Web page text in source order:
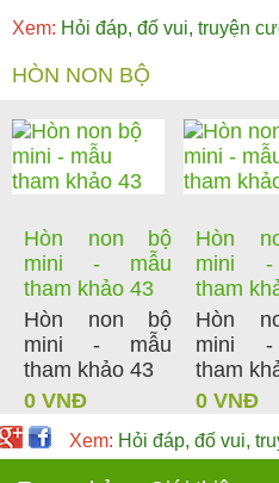
Xem: Hỏi đáp, đố vui, truyện
HÒN NON BỘ
Hòn non bộ
mini - mẫu
tham khảo 43
Hòn non bộ
mini - mẫu
tham khảo 43
0 VNĐ
Hòn
mini -
tham
Hòn
mini -
tham
0 VNĐ
Xem: Hỏi đáp, đố vui,